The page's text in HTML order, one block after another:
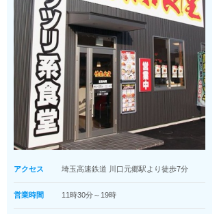
アクセス 埼玉高速鉄道 川口元郷駅より徒歩7分
営業時間 11時30分～19時